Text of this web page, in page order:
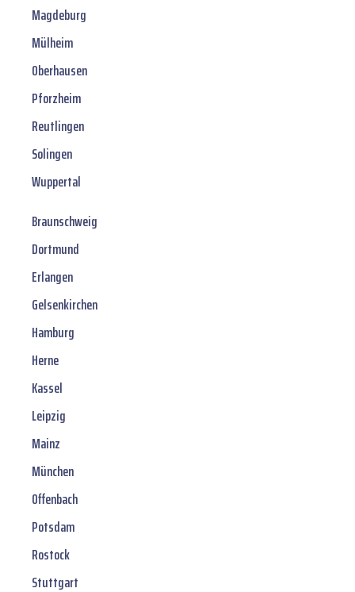
Magdeburg
Mülheim
Oberhausen
Pforzheim
Reutlingen
Solingen
Wuppertal
Braunschweig
Dortmund
Erlangen
Gelsenkirchen
Hamburg
Herne
Kassel
Leipzig
Mainz
München
Offenbach
Potsdam
Rostock
Stuttgart